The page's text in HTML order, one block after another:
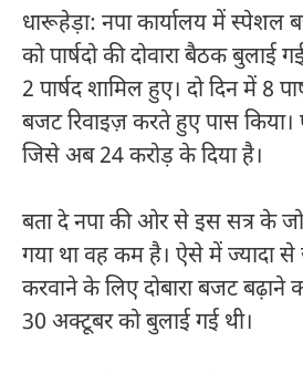
धारूहेड़ा: नपा कार्यालय में स्पेशल
को पार्षदो की दोवारा बैठक
2 पार्षद शामिल हुए। दो दिन में 8
बजट रिवाइज़ करते हुए पास
जिसे अब 24 करोड़ के दिया है।
बता दे नपा की ओर से इस सत्र के जो
गया था वह कम है। ऐसे में ज्यादा से
करवाने के लिए दोबारा बजट
30 अक्टूबर को बुलाई गई थी।